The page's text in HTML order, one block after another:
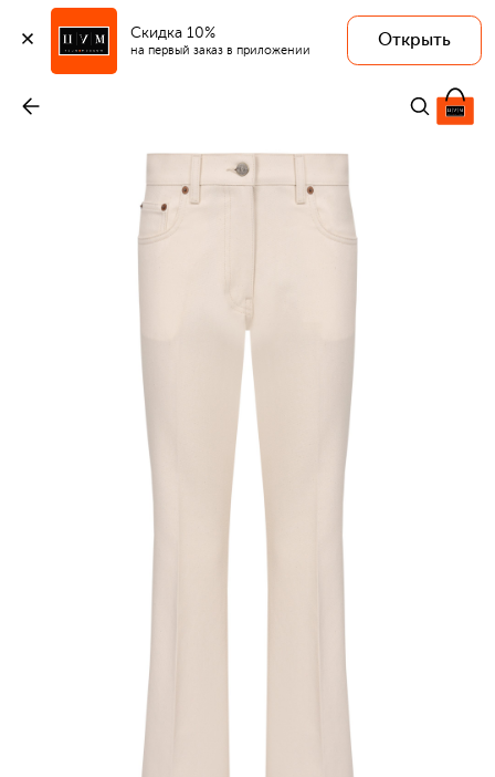
Скидка 10%
на первый заказ в приложении
Открыть